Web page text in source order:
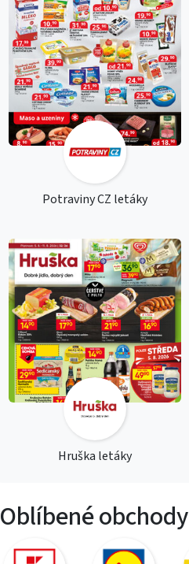
Potraviny CZ letáky
Hruška letáky
Oblíbené obchody